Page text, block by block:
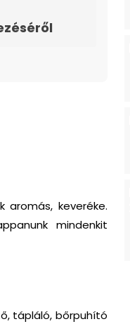
keveréke.
mindenkit
tápláló, bőrpuhító